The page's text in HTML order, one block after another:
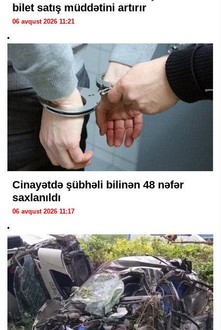
bilet satış müddətini artırır
06 avqust 2026 11:21
Cinayətdə şübhəli bilinən 48 nəfər
saxlanıldı
06 avqust 2026 11:17